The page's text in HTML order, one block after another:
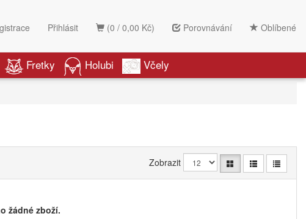
(0 / 0,00 Kč) Porovnávání Oblíbené
Přihlásit
Fretky Holubi Včely
Zobrazit
žádné zboží.